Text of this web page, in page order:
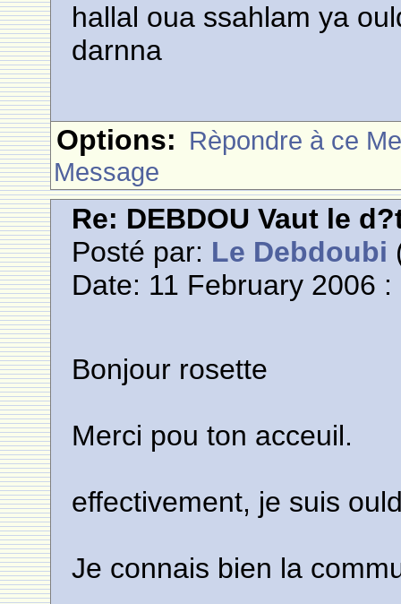
hallal oua ssahlam ya
darnna
Options: Rèpondre à ce
Message
Re: DEBDOU Vaut le
Posté par: Le Debdoubi
Date: 11 February 2006 :
Bonjour rosette
Merci pou ton acceuil.
effectivement, je suis
Je connais bien la